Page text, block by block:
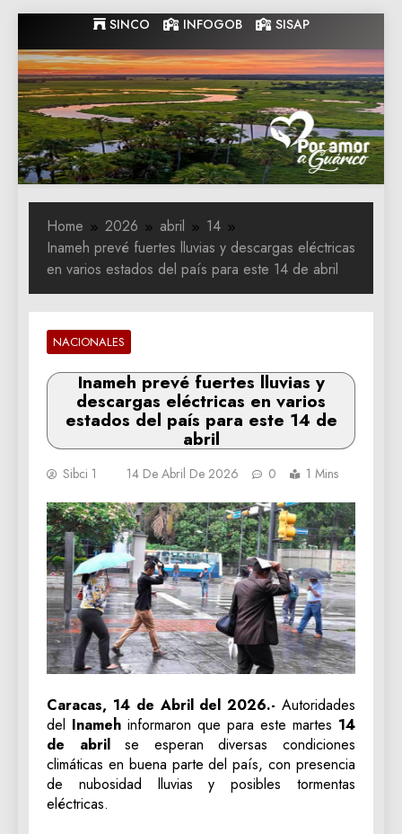
to
content
SINCO INFOGOB SISAP
Gobernacion
de Guarico
Gobernacion de Guarico
Home 2026 abril
14
Inameh prevé fuertes lluvias y descargas eléctricas
en varios estados del país para este 14 de abril
NACIONALES
Inameh prevé fuertes lluvias y
descargas eléctricas en varios
estados del país para este 14 de
abril
Sibci 1 14 De Abril De 2026 0 1 Mins
Caracas, 14 de Abril del 2026.- Autoridades
del Inameh informaron que para este martes 14
de abrilse esperan diversas condiciones
climáticas en buena parte del país, con presencia
de nubosidad lluvias y posibles tormentas
eléctricas.